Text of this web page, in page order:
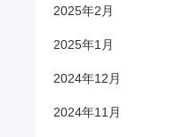
2025年2月
2025年1月
2024年12月
2024年11月